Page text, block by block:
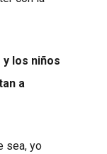
los niños
a
sea, yo